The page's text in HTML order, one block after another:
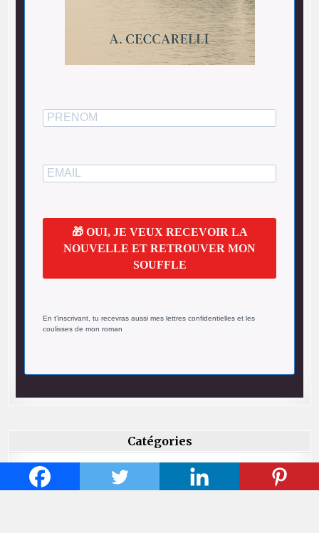
🎁 OUI, JE VEUX RECEVOIR LA
NOUVELLE ET RETROUVER MON
SOUFFLE
En t’inscrivant, tu recevras aussi mes lettres confidentielles et les
coulisses de mon roman
Catégories
Critiques
Ma vie d'auteure